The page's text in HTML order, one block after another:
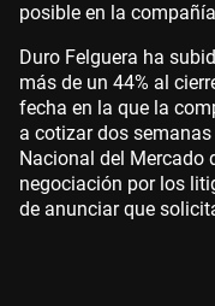
posible en la
Duro Felguera ha
más de un 44% al
fecha en la que la
a cotizar dos
Nacional del Mercado
negociación por los
de anunciar que